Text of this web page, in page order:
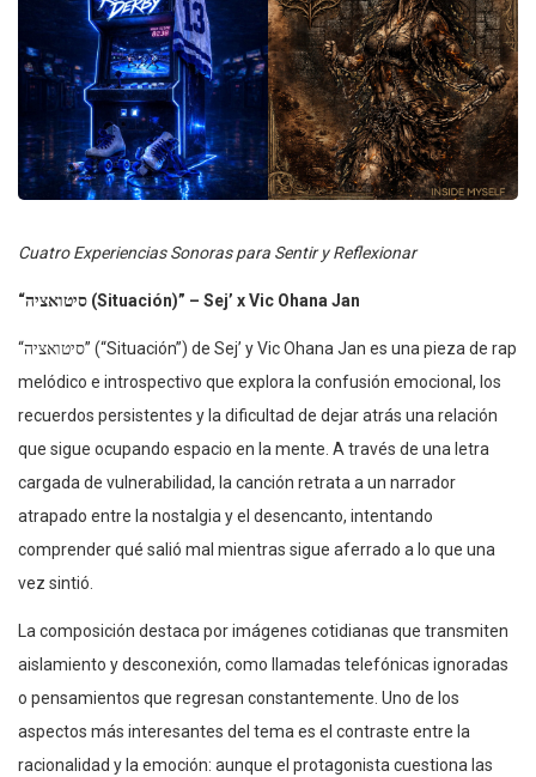
Cuatro Experiencias Sonoras para Sentir y Reflexionar
“סיטואציה (Situación)” – Sej’ x Vic Ohana Jan
“סיטואציה” (“Situación”) de Sej’ y Vic Ohana Jan es una pieza de rap
melódico e introspectivo que explora la confusión emocional, los
recuerdos persistentes y la dificultad de dejar atrás una relación
que sigue ocupando espacio en la mente. A través de una letra
cargada de vulnerabilidad, la canción retrata a un narrador
atrapado entre la nostalgia y el desencanto, intentando
comprender qué salió mal mientras sigue aferrado a lo que una
vez sintió.
La composición destaca por imágenes cotidianas que transmiten
aislamiento y desconexión, como llamadas telefónicas ignoradas
o pensamientos que regresan constantemente. Uno de los
aspectos más interesantes del tema es el contraste entre la
racionalidad y la emoción: aunque el protagonista cuestiona las